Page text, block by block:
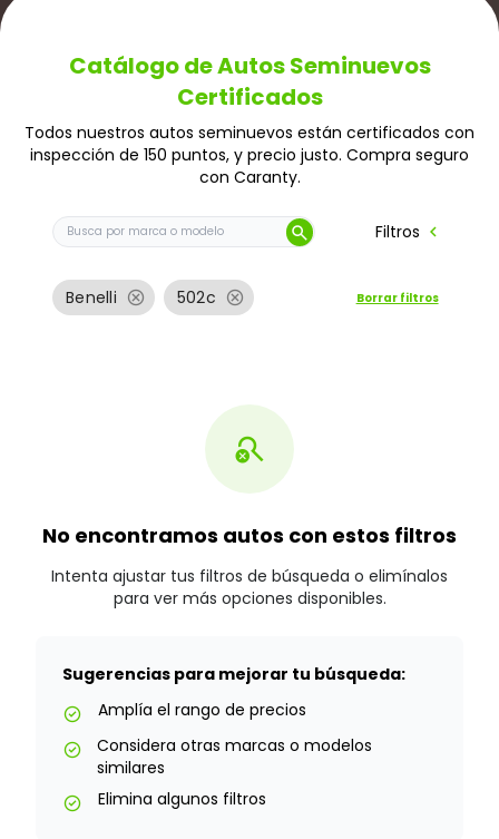
Catálogo de Autos Seminuevos
Certificados
Todos nuestros autos seminuevos están certificados con
inspección de 150 puntos, y precio justo. Compra seguro
con Caranty.
Buscar auto por marca o modelo
search Filtros chevron_left
Benelli cancel 502c cancel Borrar filtros
search_off
No encontramos autos con estos filtros
Intenta ajustar tus filtros de búsqueda o elimínalos
para ver más opciones disponibles.
Sugerencias para mejorar tu búsqueda:
check_circle Amplía el rango de precios
check_circle
Considera otras marcas o modelos
similares
check_circle Elimina algunos filtros